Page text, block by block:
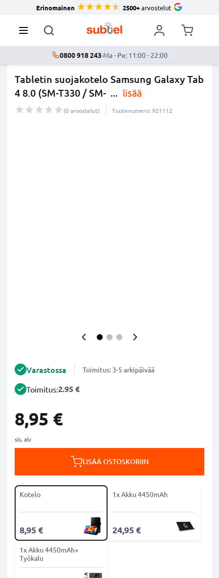
Erinomainen 2500+arvostelut
0800 918 243·Ma - Pe: 11:00 - 22:00
Tabletin suojakotelo Samsung Galaxy Tab
4 8.0 (SM-T330 / SM- ... lisää
(0 arvostelut) Tuotenumero: 921112
Varastossa Toimitus: 3-5 arkipäivää
Toimitus:2.95 €
8,95 €
sis. alv
LISÄÄ OSTOSKORIIN
Kotelo
8,95 €
1x Akku 4450mAh
24,95 €
1x Akku 4450mAh+
Työkalu